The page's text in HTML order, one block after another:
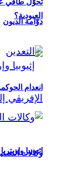
العبودية؟
إثيوبيا
تحوُّل طاقي
دوّامة الديون
انعدام
وكالات